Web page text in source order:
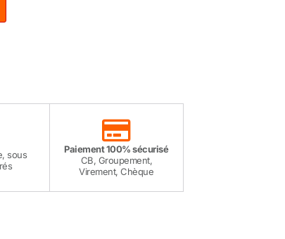
sous
Paiement 100% sécurisé
CB, Groupement,
Virement, Chèque